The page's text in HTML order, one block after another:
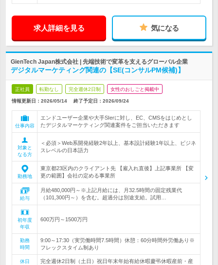
求人詳細を見る 気になる
GienTech Japan株式会社 | 先端技術で変革を支えるグローバル企業
デジタルマーケティング関連の【SE(コンサルPM候補)】
正社員 転勤なし 完全週休2日制 女性のおしごと掲載中
情報更新日：2026/05/14 終了予定日： 2026/09/24
仕事内容
エンドユーザー企業や大手SIerに対し、EC、CMSをはじめとし
たデジタルマーケティング関連案件をご担当いただきます
対象と
なる方
＜必須＞Web系開発経験2年以上、基本設計経験1年以上、ビジネ
スレベルの日本語力
勤務地
東京都23区内のクライアント先 【雇入れ直後】上記事業所 【変
更の範囲】会社の定める事業所
給与
月給480,000円～※上記月給には、月32.5時間の固定残業代
（101,300円～）を含む。超過分は別途支給。試用…
初年度
年収
600万円～1500万円
勤務
時間
9:00～17:30（実労働時間7.5時間）休憩：60分時間外労働あり※
フレックスタイム制あり
休日
完全週休2日制（土日）祝日年末年始有給休暇慶弔休暇産前・産